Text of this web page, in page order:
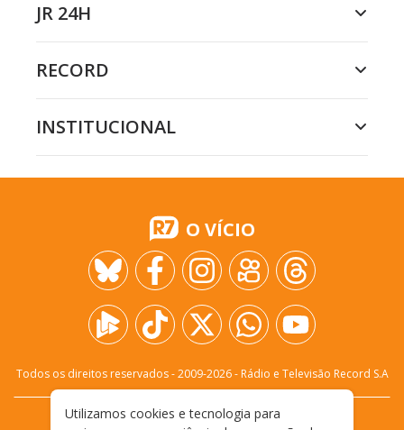
JR 24H
RECORD
INSTITUCIONAL
O VÍCIO
Todos os direitos reservados - 2009-2026- Rádio e Televisão Record S.A
FALE CONOSCO PRIVACIDADE
Utilizamos cookies e tecnologia para